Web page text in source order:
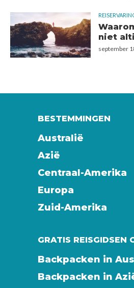
niet
september
BESTEMMINGEN
Australië
Azië
Centraal-Amerika
Europa
Zuid-Amerika
GRATIS REISGIDSEN
Backpacken in
Backpacken in